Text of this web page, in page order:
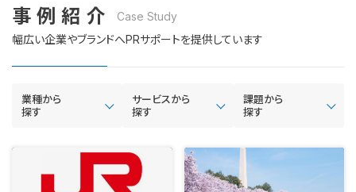
事例紹介
幅広い企業やブランドへPRサポートを提供しています
Case Study
業種から
探す
サービスから
探す
課題から
探す